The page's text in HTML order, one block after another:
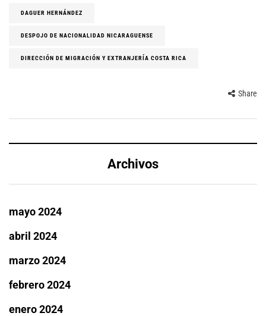
DAGUER HERNÁNDEZ
DESPOJO DE NACIONALIDAD NICARAGUENSE
DIRECCIÓN DE MIGRACIÓN Y EXTRANJERÍA COSTA RICA
Share
Archivos
mayo 2024
abril 2024
marzo 2024
febrero 2024
enero 2024